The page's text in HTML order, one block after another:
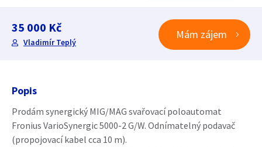
35 000 Kč
Vladimír Teplý
Mám zájem
Popis
Prodám synergický MIG/MAG svařovací poloautomat
Fronius VarioSynergic 5000-2 G/W. Odnímatelný podavač
(propojovací kabel cca 10 m).